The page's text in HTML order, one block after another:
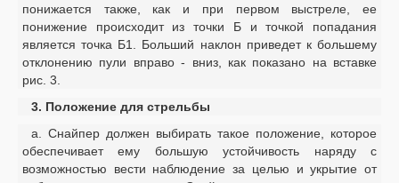
понижается также, как и при первом выстреле, ее
понижение происходит из точки Б и точкой попадания
является точка Б1. Больший наклон приведет к большему
отклонению пули вправо - вниз, как показано на вставке
рис. 3.
3. Положение для стрельбы
а. Снайпер должен выбирать такое положение, которое
обеспечивает ему большую устойчивость наряду с
возможностью вести наблюдение за целью и укрытие от